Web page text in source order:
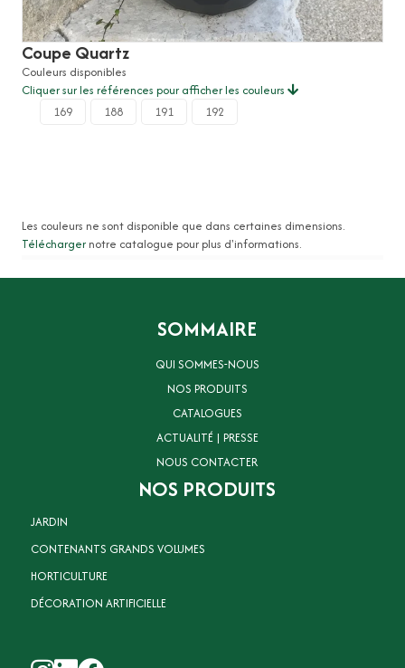
Coupe Quartz
Couleurs disponibles
Cliquer sur les références pour afficher les couleurs
169
188 191 192
Les couleurs ne sont disponible que dans certaines dimensions.
Télécharger notre catalogue pour plus d'informations.
SOMMAIRE
QUI SOMMES-NOUS
NOS PRODUITS
CATALOGUES
ACTUALITÉ | PRESSE
NOUS CONTACTER
NOS PRODUITS
JARDIN
CONTENANTS GRANDS VOLUMES
HORTICULTURE
DÉCORATION ARTIFICIELLE